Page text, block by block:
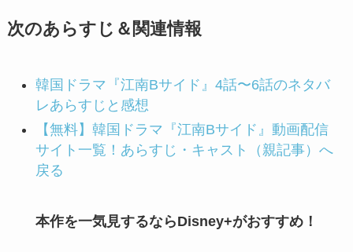
次のあらすじ＆関連情報
韓国ドラマ『江南Bサイド』4話〜6話のネタバ
レあらすじと感想
【無料】韓国ドラマ『江南Bサイド』動画配信
サイト一覧！あらすじ・キャスト（親記事）へ
戻る
本作を一気見するならDisney+がおすすめ！